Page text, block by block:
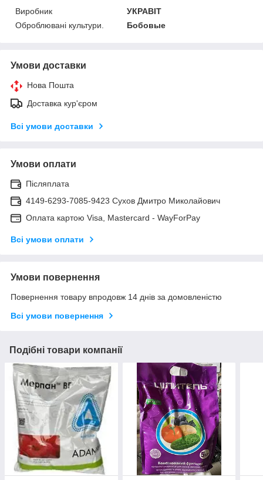
Виробник
УКРАВІТ
Оброблювані культури.
Бобовые
Умови доставки
Нова Пошта
Доставка кур'єром
Всі умови доставки
Умови оплати
Післяплата
4149-6293-7085-9423 Сухов Дмитро Миколайович
Оплата картою Visa, Mastercard - WayForPay
Всі умови оплати
Умови повернення
Повернення товару впродовж 14 днів за домовленістю
Всі умови повернення
Подібні товари компанії